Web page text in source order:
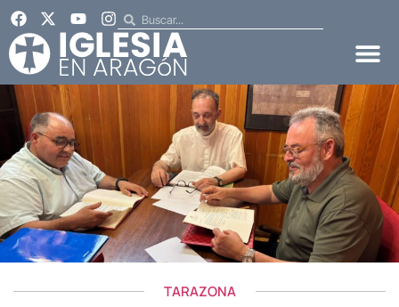
TARAZONA